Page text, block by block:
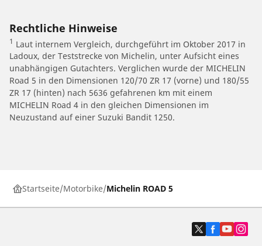
Rechtliche Hinweise
1 Laut internem Vergleich, durchgeführt im Oktober 2017 in
Ladoux, der Teststrecke von Michelin, unter Aufsicht eines
unabhängigen Gutachters. Verglichen wurde der MICHELIN
Road 5 in den Dimensionen 120/70 ZR 17 (vorne) und 180/55
ZR 17 (hinten) nach 5636 gefahrenen km mit einem
MICHELIN Road 4 in den gleichen Dimensionen im
Neuzustand auf einer Suzuki Bandit 1250.
Startseite Motorbike Michelin ROAD 5